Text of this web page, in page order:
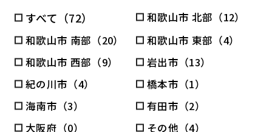
すべて（72）
和歌山市 北部（12）
和歌山市 南部（20）
和歌山市 東部（4）
和歌山市 西部（9）
岩出市（13）
紀の川市（4）
橋本市（1）
海南市（3）
有田市（2）
大阪府（0）
その他（4）